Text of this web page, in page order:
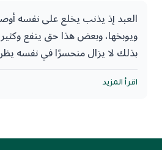
العبد إذ يذنب يخلع على نفسه
ويوبخها، وبعض هذا حق ينفع
بذلك لا يزال منحسرًا في نفسه يظن
هنا أن يأخذ نفسه فيضعها بين يدي
نفسه.
اقرأ المزيد